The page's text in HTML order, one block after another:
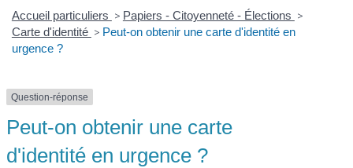
Accueil particuliers > Papiers - Citoyenneté - Élections >
Carte d'identité > Peut-on obtenir une carte d'identité en
urgence ?
Question-réponse
Peut-on obtenir une carte
d'identité en urgence ?